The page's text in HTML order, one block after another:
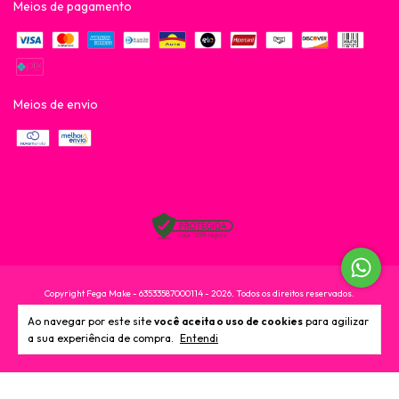
Ao navegar por este site você aceita o uso de cookies para agilizar
a sua experiência de compra. Entendi
Meios de pagamento
Meios de envio
Copyright Fega Make - 63533587000114 - 2026. Todos os direitos reservados.